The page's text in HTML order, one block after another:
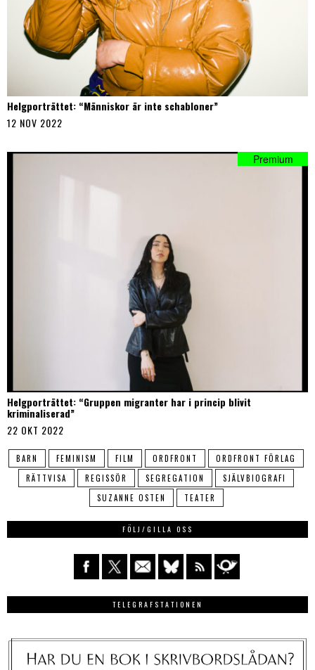
Helgporträttet: “Människor är inte schabloner”
12 NOV 2022
Helgporträttet: “Gruppen migranter har i princip blivit
kriminaliserad”
22 OKT 2022
BARN FEMINISM FILM ORDFRONT
ORDFRONT FÖRLAG
RÄTTVISA
REGISSÖR SEGREGATION
SJÄLVBIOGRAFI
SUZANNE OSTEN
TEATER
FÖLJ/GILLA OSS
TELEGRAFSTATIONEN